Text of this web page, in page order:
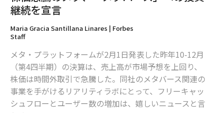
継続を宣言
Maria Gracia Santillana Linares | Forbes
Staff
メタ・プラットフォームが2月1日発表した昨年10-12月
（第4四半期）の決算は、売上高が市場予想を上回り、
株価は時間外取引で急騰した。同社のメタバース関連の
事業を手がけるリアリティラボにとって、フリーキャッ
シュフローとユーザー数の増加は、嬉しいニュースと言